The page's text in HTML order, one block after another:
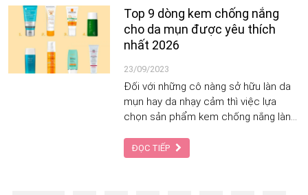
Đẹp tìm hiểu chi tiết về loại kem
chống nắng này nhé!
Top 9 dòng kem chống nắng
cho da mụn được yêu thích
nhất 2026
23/09/2023
Đối với những cô nàng sở hữu làn da
mụn hay da nhạy cảm thì việc lựa
chọn sản phẩm kem chống nắng lành
vấn đề khó nghĩ. Nếu như lựa chọn sai
sản phẩm, tình trạng da mặt có thể
ĐỌC TIẾP